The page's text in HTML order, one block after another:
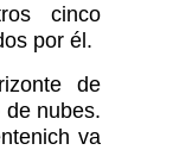
cinco
por él.
de
nubes.
va